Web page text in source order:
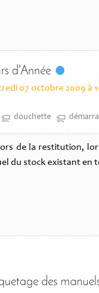
d'Année
07 octobre 2009 à
douchette
de la restitution,
du stock existant en
des